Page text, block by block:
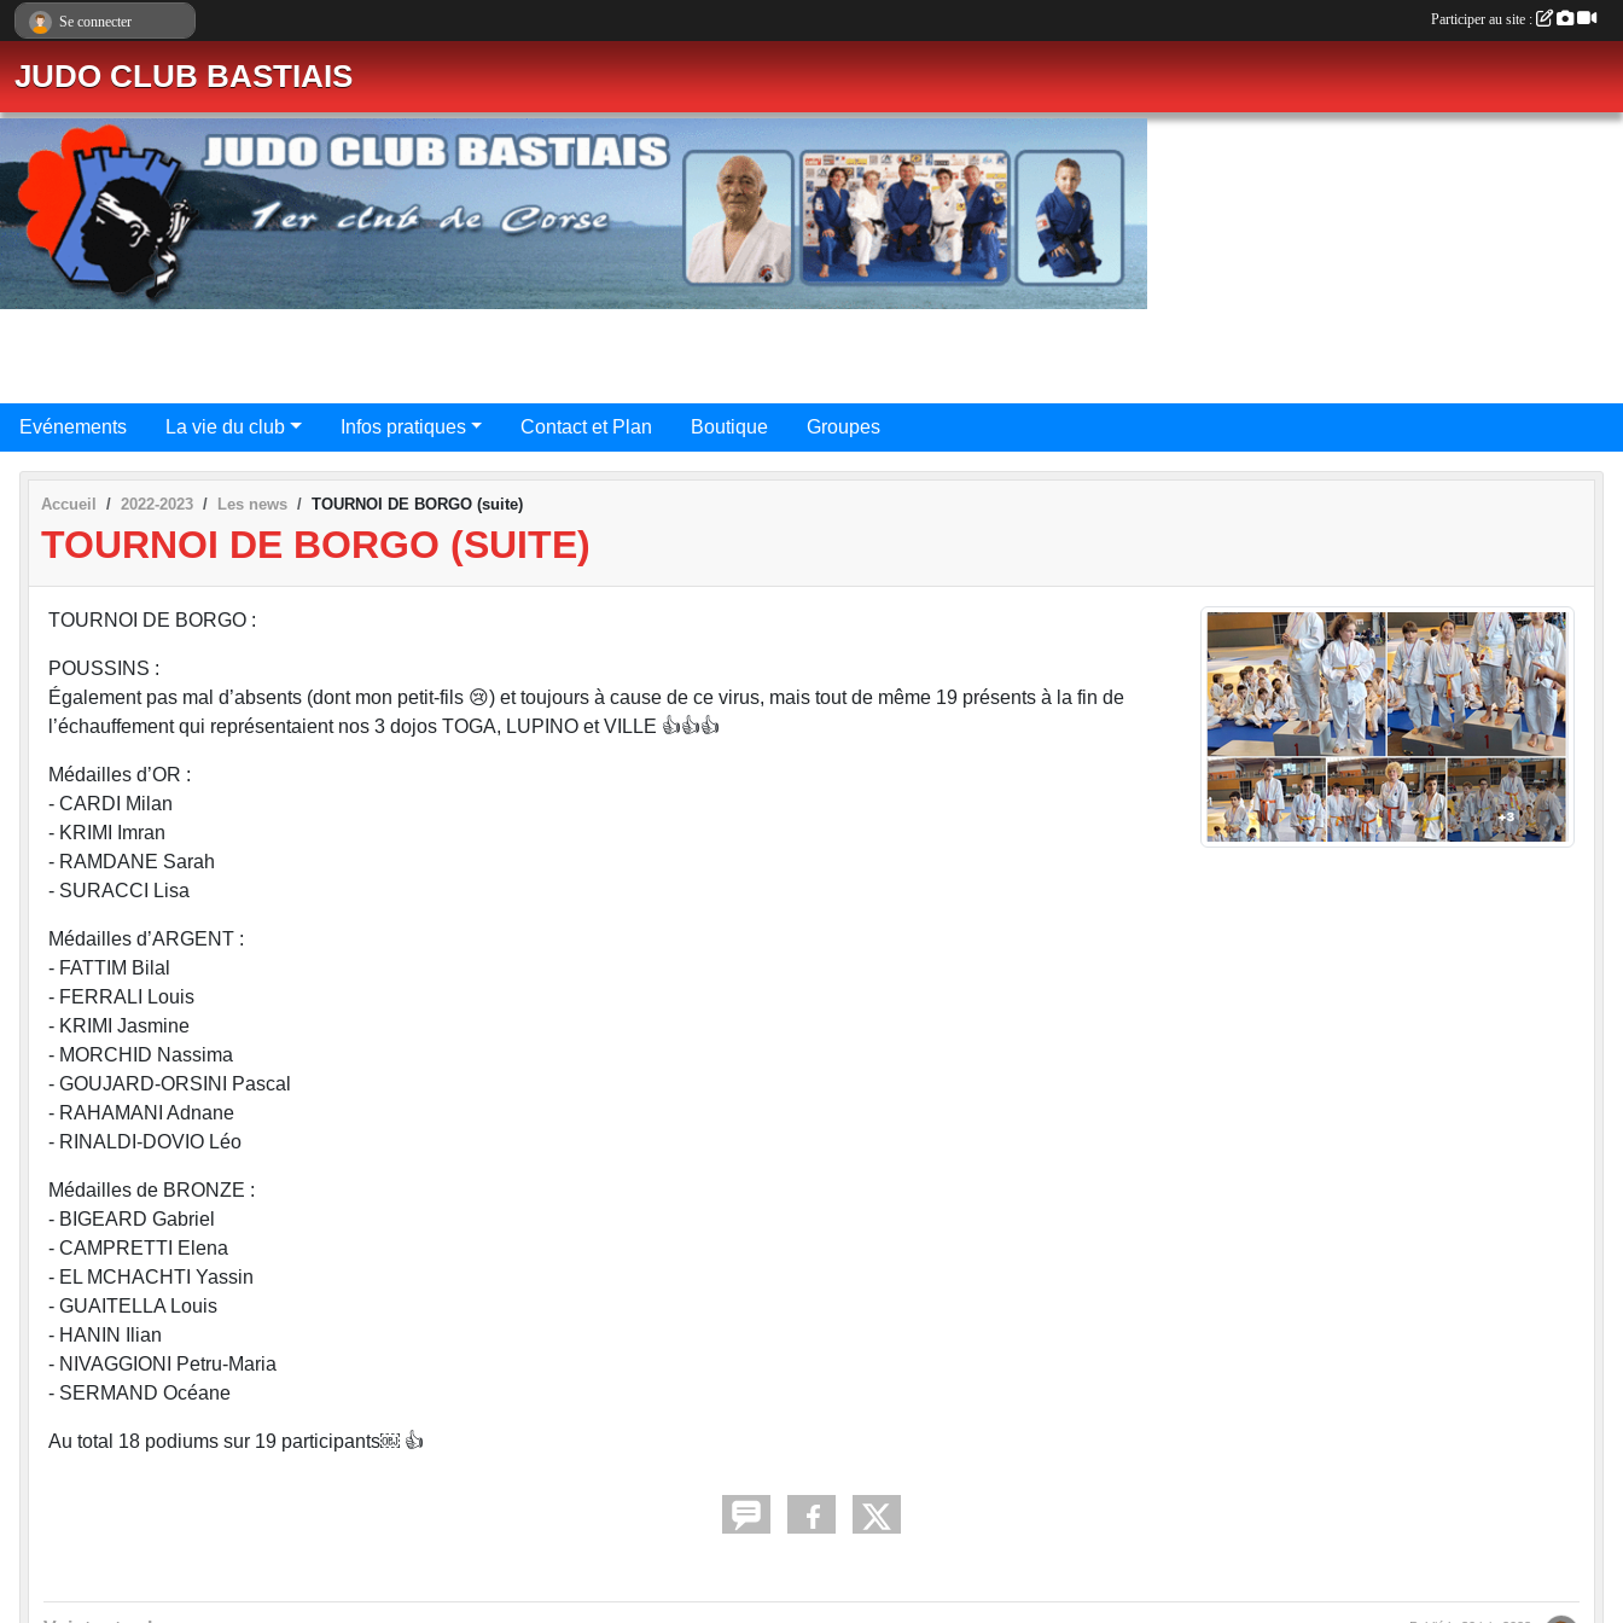
JUDO CLUB BASTIAIS
Evénements La vie du club Infos pratiques Contact et Plan Boutique Groupes
Accueil 2022-2023 Les news TOURNOI DE BORGO (suite)
TOURNOI DE BORGO (SUITE)
TOURNOI DE BORGO :
POUSSINS :
Également pas mal d’absents (dont mon petit-fils 😢) et toujours à cause de ce virus, mais tout de même 19 présents à la fin de
l’échauffement qui représentaient nos 3 dojos TOGA, LUPINO et VILLE 👍👍👍
Médailles d’OR :
- CARDI Milan
- KRIMI Imran
- RAMDANE Sarah
- SURACCI Lisa
Médailles d’ARGENT :
- FATTIM Bilal
- FERRALI Louis
- KRIMI Jasmine
- MORCHID Nassima
- GOUJARD-ORSINI Pascal
- RAHAMANI Adnane
- RINALDI-DOVIO Léo
Médailles de BRONZE :
- BIGEARD Gabriel
- CAMPRETTI Elena
- EL MCHACHTI Yassin
- GUAITELLA Louis
- HANIN Ilian
- NIVAGGIONI Petru-Maria
- SERMAND Océane
Au total 18 podiums sur 19 participants￼ 👍
Se connecter Participer au site :
Panneau de gestion des cookies